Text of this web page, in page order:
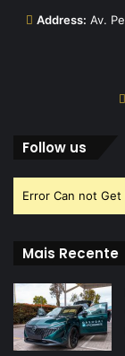
Address: Av.
Follow us
Error Can not
Mais Recente